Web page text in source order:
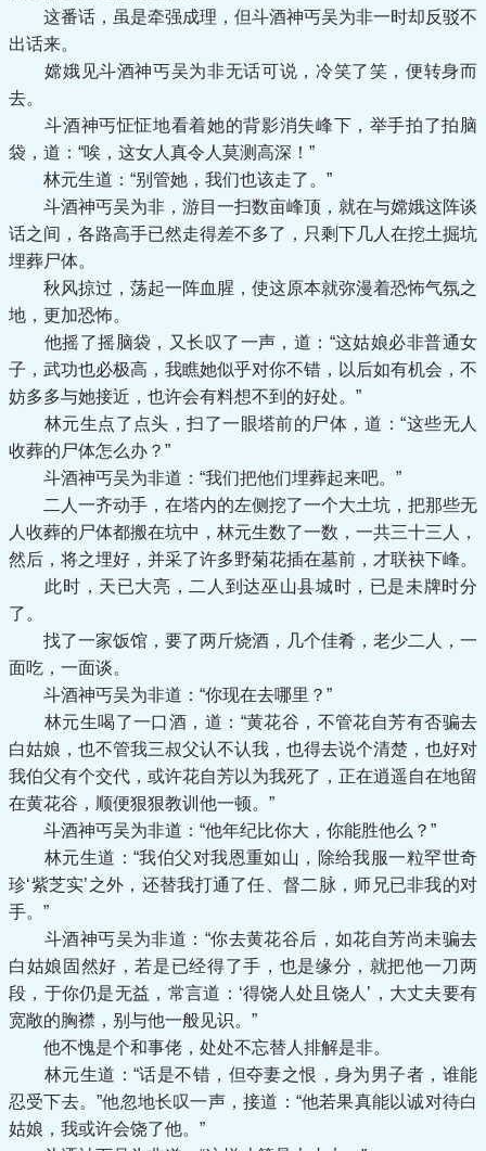
这番话，虽是牵强成理，但斗酒神丐吴为非一时却反驳不
出话来。
嫦娥见斗酒神丐吴为非无话可说，冷笑了笑，便转身而
去。
斗酒神丐怔怔地看着她的背影消失峰下，举手拍了拍脑
袋，道：“唉，这女人真令人莫测高深！”
林元生道：“别管她，我们也该走了。”
斗酒神丐吴为非，游目一扫数亩峰顶，就在与嫦娥这阵谈
话之间，各路高手已然走得差不多了，只剩下几人在挖土掘坑
埋葬尸体。
秋风掠过，荡起一阵血腥，使这原本就弥漫着恐怖气氛之
地，更加恐怖。
他摇了摇脑袋，又长叹了一声，道：“这姑娘必非普通女
子，武功也必极高，我瞧她似乎对你不错，以后如有机会，不
妨多多与她接近，也许会有料想不到的好处。”
林元生点了点头，扫了一眼塔前的尸体，道：“这些无人
收葬的尸体怎么办？”
斗酒神丐吴为非道：“我们把他们埋葬起来吧。”
二人一齐动手，在塔内的左侧挖了一个大土坑，把那些无
人收葬的尸体都搬在坑中，林元生数了一数，一共三十三人，
然后，将之埋好，并采了许多野菊花插在墓前，才联袂下峰。
此时，天已大亮，二人到达巫山县城时，已是未牌时分
了。
找了一家饭馆，要了两斤烧酒，几个佳肴，老少二人，一
面吃，一面谈。
斗酒神丐吴为非道：“你现在去哪里？”
林元生喝了一口酒，道：“黄花谷，不管花自芳有否骗去
白姑娘，也不管我三叔父认不认我，也得去说个清楚，也好对
我伯父有个交代，或许花自芳以为我死了，正在逍遥自在地留
在黄花谷，顺便狠狠教训他一顿。”
斗酒神丐吴为非道：“他年纪比你大，你能胜他么？”
林元生道：“我伯父对我恩重如山，除给我服一粒罕世奇
珍‘紫芝实’之外，还替我打通了任、督二脉，师兄已非我的对
手。”
斗酒神丐吴为非道：“你去黄花谷后，如花自芳尚未骗去
白姑娘固然好，若是已经得了手，也是缘分，就把他一刀两
段，于你仍是无益，常言道：‘得饶人处且饶人’，大丈夫要有
宽敞的胸襟，别与他一般见识。”
他不愧是个和事佬，处处不忘替人排解是非。
林元生道：“话是不错，但夺妻之恨，身为男子者，谁能
忍受下去。”他忽地长叹一声，接道：“他若果真能以诚对待白
姑娘，我或许会饶了他。”